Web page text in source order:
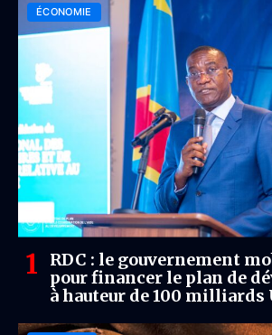
ÉCONOMIE
RDC : le gouvernement
pour financer le plan de
à hauteur de 100 milliards